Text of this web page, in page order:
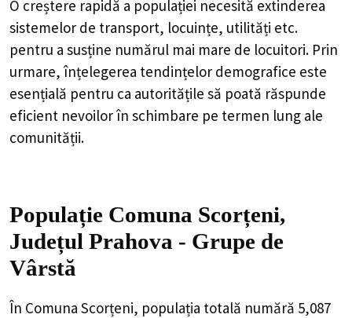
O creștere rapidă a populației necesită extinderea
sistemelor de transport, locuințe, utilități etc.
pentru a susține numărul mai mare de locuitori. Prin
urmare, înțelegerea tendințelor demografice este
esențială pentru ca autoritățile să poată răspunde
eficient nevoilor în schimbare pe termen lung ale
comunității.
Populație Comuna Scorțeni,
Județul Prahova - Grupe de
Vârstă
În Comuna Scorțeni, populația totală numără 5,087